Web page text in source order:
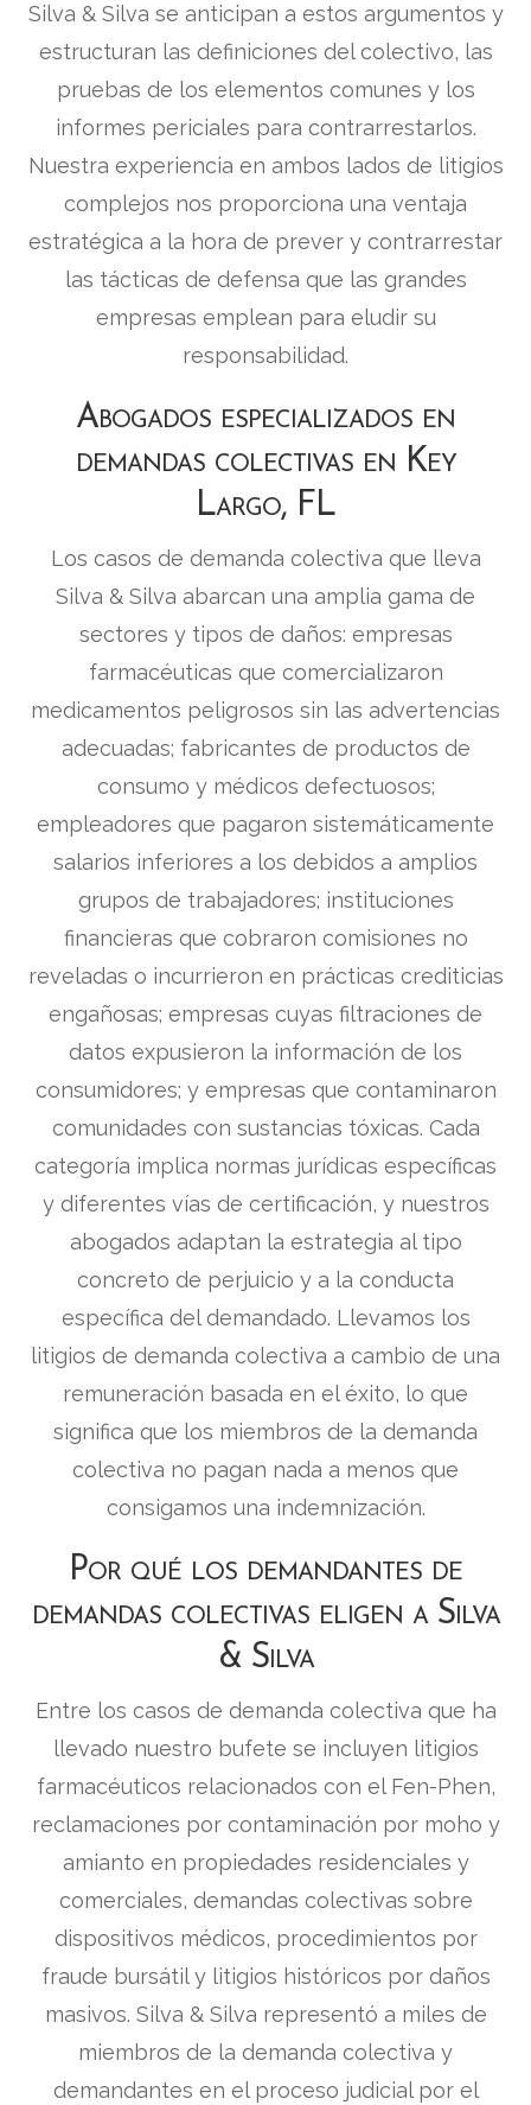
Silva & Silva se anticipan a estos argumentos y
estructuran las definiciones del colectivo, las
pruebas de los elementos comunes y los
informes periciales para contrarrestarlos.
Nuestra experiencia en ambos lados de litigios
complejos nos proporciona una ventaja
estratégica a la hora de prever y contrarrestar
las tácticas de defensa que las grandes
empresas emplean para eludir su
responsabilidad.
Abogados especializados en
demandas colectivas en Key
Largo, FL
Los casos de demanda colectiva que lleva
Silva & Silva abarcan una amplia gama de
sectores y tipos de daños: empresas
farmacéuticas que comercializaron
medicamentos peligrosos sin las advertencias
adecuadas; fabricantes de productos de
consumo y médicos defectuosos;
empleadores que pagaron sistemáticamente
salarios inferiores a los debidos a amplios
grupos de trabajadores; instituciones
financieras que cobraron comisiones no
reveladas o incurrieron en prácticas crediticias
engañosas; empresas cuyas filtraciones de
datos expusieron la información de los
consumidores; y empresas que contaminaron
comunidades con sustancias tóxicas. Cada
categoría implica normas jurídicas específicas
y diferentes vías de certificación, y nuestros
abogados adaptan la estrategia al tipo
concreto de perjuicio y a la conducta
específica del demandado. Llevamos los
litigios de demanda colectiva a cambio de una
remuneración basada en el éxito, lo que
significa que los miembros de la demanda
colectiva no pagan nada a menos que
consigamos una indemnización.
Por qué los demandantes de
demandas colectivas eligen a Silva
& Silva
Entre los casos de demanda colectiva que ha
llevado nuestro bufete se incluyen litigios
farmacéuticos relacionados con el Fen-Phen,
reclamaciones por contaminación por moho y
amianto en propiedades residenciales y
comerciales, demandas colectivas sobre
dispositivos médicos, procedimientos por
fraude bursátil y litigios históricos por daños
masivos. Silva & Silva representó a miles de
miembros de la demanda colectiva y
demandantes en el proceso judicial por el